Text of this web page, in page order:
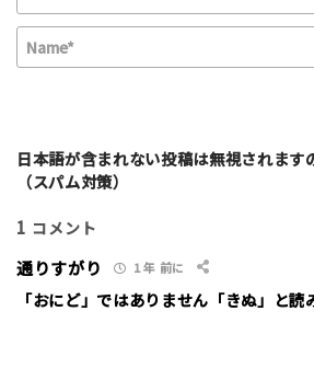
利用したもの
スクーター
満足度評価
最高！
よかった！
i日本語が含まれない投稿は無視されます
（スパム対策）
1 コメント
通りすがり 1 年 前に
「おにど」ではありません「きぬ」と読